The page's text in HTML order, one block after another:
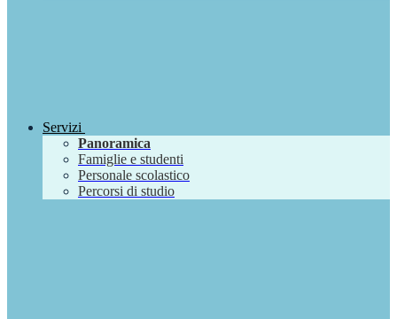
Servizi
Panoramica
Famiglie e studenti
Personale scolastico
Percorsi di studio